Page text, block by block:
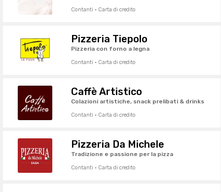
Contanti · Carta di credito
Pizzeria Tiepolo
Pizzeria con forno a legna
Contanti · Carta di credito
Caffè Artistico
Colazioni artistiche, snack prelibati & drinks
Contanti · Carta di credito
Pizzeria Da Michele
Tradizione e passione per la pizza
Contanti · Carta di credito